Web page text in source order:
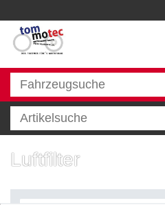
Luftfilter